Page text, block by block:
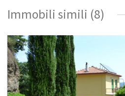
Immobili simili (8)